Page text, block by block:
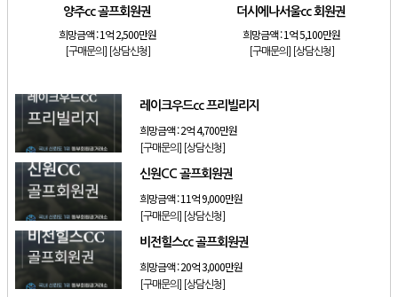
양주cc 골프회원권
더시에나서울cc 회원권
양주cc 골프회원권
희망금액 :1억 2,500만원
[구매문의] [상담신청]
더시에나서울cc 회원권
희망금액 :1억 5,100만원
[구매문의] [상담신청]
레이크우드cc 프리빌리지
희망금액 :2억 4,700만원
[구매문의] [상담신청]
신원CC 골프회원권
희망금액 :11억 9,000만원
[구매문의] [상담신청]
비전힐스cc 골프회원권
희망금액 :20억 3,000만원
[구매문의] [상담신청]